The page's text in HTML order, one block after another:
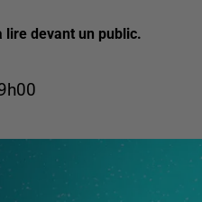
lire devant un public.